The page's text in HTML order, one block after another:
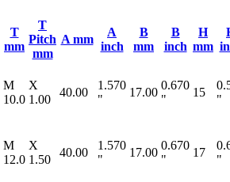
T
mm
T
Pitch
mm
A mm
A
inch
B
mm
B
inch
H
mm
M
10.0
X
1.00
40.00
1.570
"
17.00
0.670
"
15
"
M
12.0
X
1.50
40.00
1.570
"
17.00
0.670
"
17
"